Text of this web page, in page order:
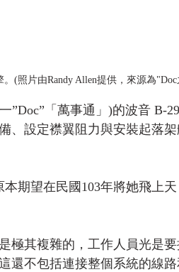
(照片由Randy Allen提供，來源為
”Doc”「萬事通」)的波音 B-
、設定襟翼阻力與安裝起落
期望在民國103年將她飛上
極其複雜的，工作人員光是
還不包括連接整個系統的線